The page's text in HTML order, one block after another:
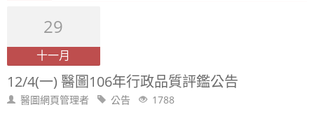
29
十一月
12/4(一) 醫圖106年行政品質評鑑公告
醫圖網頁管理者 公告
1788